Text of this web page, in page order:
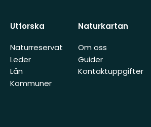
Utforska
Naturreservat
Leder
Län
Kommuner
Naturkartan
Om oss
Guider
Kontaktuppgifter